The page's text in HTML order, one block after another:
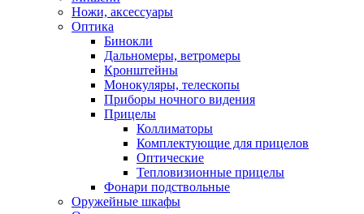
Ножи, аксессуары
Оптика
Бинокли
Дальномеры, ветромеры
Кронштейны
Монокуляры, телескопы
Приборы ночного видения
Прицелы
Коллиматоры
Комплектующие для прицелов
Оптические
Тепловизионные прицелы
Фонари подствольные
Оружейные шкафы